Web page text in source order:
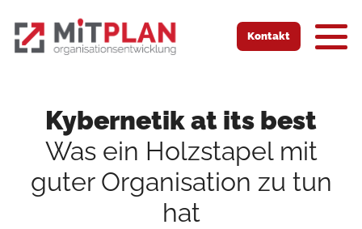
Kontakt
Kybernetik at its best
Was ein Holzstapel mit
guter Organisation zu tun
hat